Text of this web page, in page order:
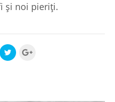
şi noi pieriţi.